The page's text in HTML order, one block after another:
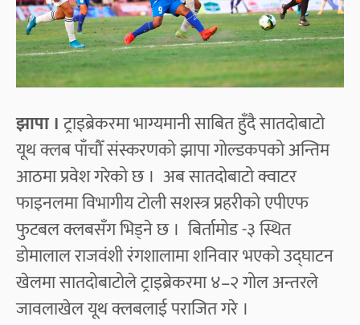
झापा ।ट्राइब्रेकरमा भाग्यमानी साबित हुँदै सातदोबाटो
यूथ क्लब पाँचौँ संस्करणको झापा गोल्डकपको अन्तिम
आठमा प्रवेश गरेको छ । अब सातदोबाटो क्वाटर
फाइनलमा विभागीय टोली सशस्त्र प्रहरीको एपीएफ
फुटबल क्लबसँग भिड्ने छ ।बिर्तामोड -३ स्थित
डोमालाल राजवंशी रंगशालामा शनिवार भएको उद्घाटन
खेलमा सातदोबाटोले ट्राइब्रेकरमा ४–२ गोल अन्तरले
जावलाखेल यूथ क्लबलाई पराजित गरे ।